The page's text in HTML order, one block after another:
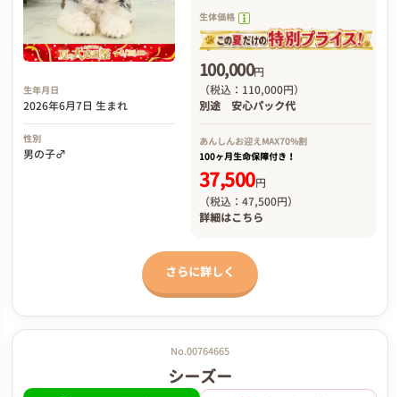
生年月日
2026年6月7日 生まれ
性別
男の子♂
生体価格
100,000円
（税込：110,000円）
別途 安心パック代
あんしんお迎えMAX70%割
100ヶ月生命保障付き！
37,500円
（税込：47,500円）
詳細はこちら
さらに詳しく
No.00764665
シーズー